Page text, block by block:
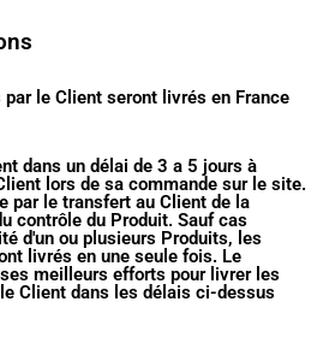
le Client seront livrés en France
dans un délai de 3 a 5 jours à
lors de sa commande sur le site.
par le transfert au Client de la
contrôle du Produit. Sauf cas
d'un ou plusieurs Produits, les
livrés en une seule fois. Le
meilleurs efforts pour livrer les
Client dans les délais ci-dessus